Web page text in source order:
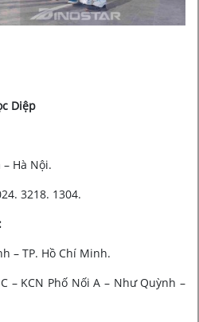
Diệp
Hà Nội.
3218. 1304.
– TP. Hồ Chí Minh.
– KCN Phố Nối A – Như Quỳnh –